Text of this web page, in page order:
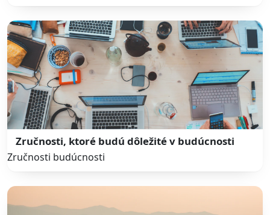
Zručnosti, ktoré budú dôležité v budúcnosti
Zručnosti budúcnosti